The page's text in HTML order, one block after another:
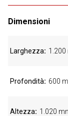
Dimensioni
Larghezza 1.200
Profondità 600
Altezza 1.020